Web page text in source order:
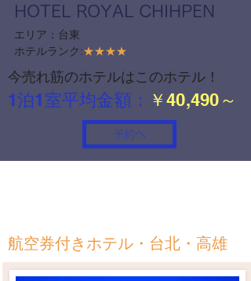
HOTEL ROYAL CHIHPEN
エリア：台東
ホテルランク:★★★★
今売れ筋のホテルはこのホテル！
1泊1室平均金額： ￥40,490～
予約へ
​航空券付きホテル・台北・高雄